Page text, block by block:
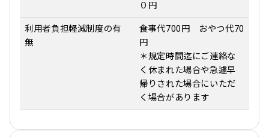
０円
利用者負担軽減制度の有
無
食事代700円 おやつ代70
円
＊規定時間迄にご連絡な
く休まれた場合や急遽早
帰りされた場合にいただ
く場合があります